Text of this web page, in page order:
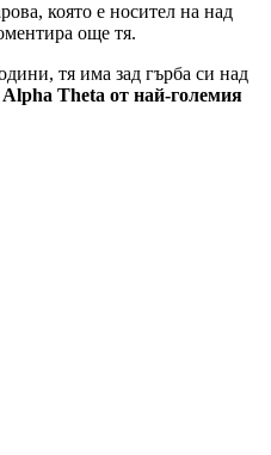
която е носител на над
още тя.
тя има зад гърба си над
Theta от най-големия